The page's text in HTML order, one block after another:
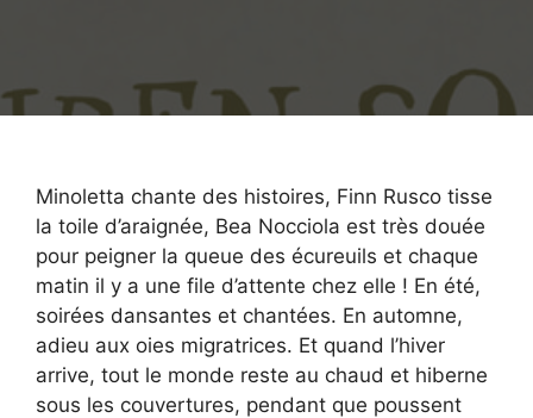
Minoletta chante des histoires, Finn Rusco tisse
la toile d’araignée, Bea Nocciola est très douée
pour peigner la queue des écureuils et chaque
matin il y a une file d’attente chez elle ! En été,
soirées dansantes et chantées. En automne,
adieu aux oies migratrices. Et quand l’hiver
arrive, tout le monde reste au chaud et hiberne
sous les couvertures, pendant que poussent